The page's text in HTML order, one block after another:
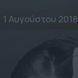
1 Αυγούστου 2018